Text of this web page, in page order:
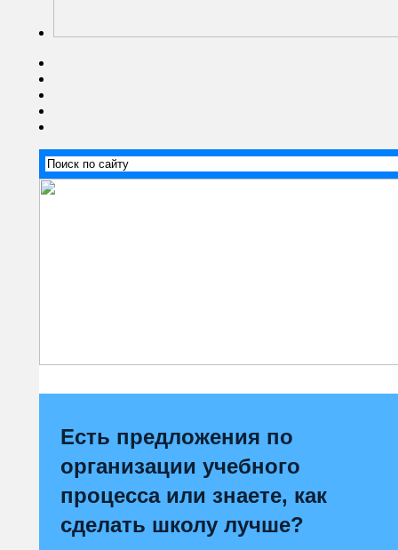
Есть предложения по
организации учебного
процесса или знаете, как
сделать школу лучше?